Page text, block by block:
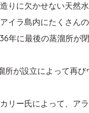
りに欠かせない天然
イラ島内にたくさん
年に最後の蒸溜所が
所が設立によって再
リー氏によって、ア